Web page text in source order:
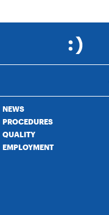
NEWS
PROCEDURES
QUALITY
EMPLOYMENT